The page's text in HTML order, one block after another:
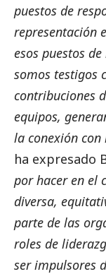
puestos de
representación
esos puestos
somos testigos
contribuciones
equipos,
la conexión con
ha expresado
por hacer en el
diversa,
parte de las
roles de
ser impulsores